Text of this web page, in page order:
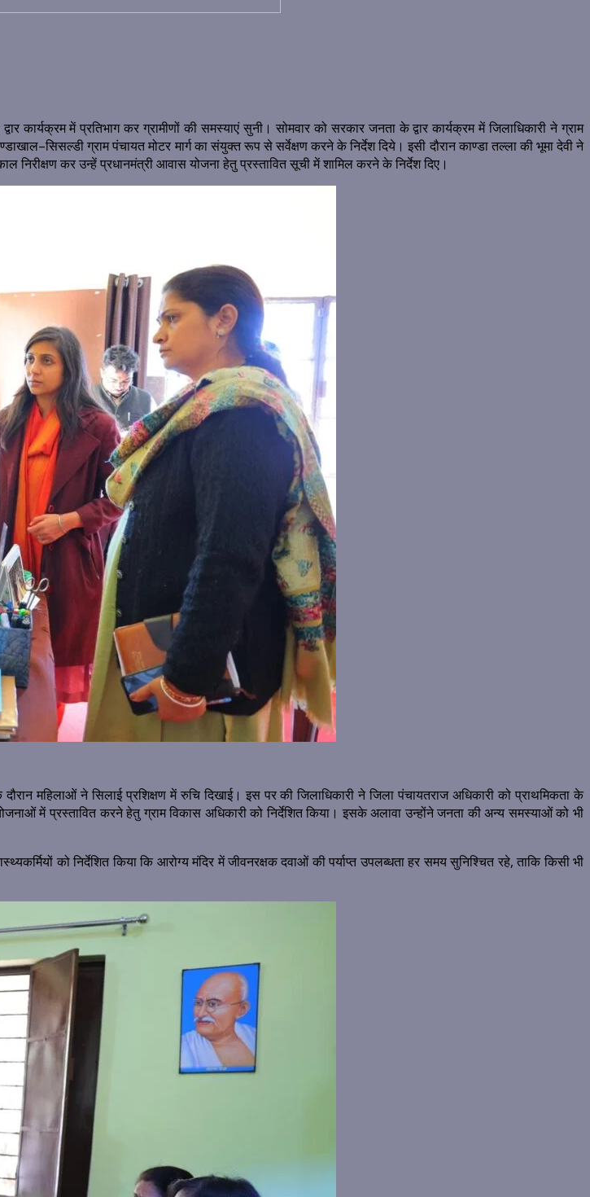
कार्यक्रम में प्रतिभाग कर ग्रामीणों की समस्याएं सुनी। सोमवार को सरकार जनता के द्वार कार्यक्रम में जिलाधिकारी ने ग्राम
ग्राम पंचायत मोटर मार्ग का संयुक्त रूप से सर्वेक्षण करने के निर्देश दिये। इसी दौरान काण्डा तल्ला की भूमा देवी ने
निरीक्षण कर उन्हें प्रधानमंत्री आवास योजना हेतु प्रस्तावित सूची में शामिल करने के निर्देश दिए।
महिलाओं ने सिलाई प्रशिक्षण में रुचि दिखाई। इस पर की जिलाधिकारी ने जिला पंचायतराज अधिकारी को प्राथमिकता के
में प्रस्तावित करने हेतु ग्राम विकास अधिकारी को निर्देशित किया। इसके अलावा उन्होंने जनता की अन्य समस्याओं को भी
को निर्देशित किया कि आरोग्य मंदिर में जीवनरक्षक दवाओं की पर्याप्त उपलब्धता हर समय सुनिश्चित रहे, ताकि किसी भी